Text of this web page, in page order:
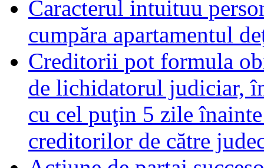
Caracterul intuituu
cumpăra apartamentul
Creditorii pot formula
de lichidatorul judiciar,
cu cel puţin 5 zile
creditorilor de către